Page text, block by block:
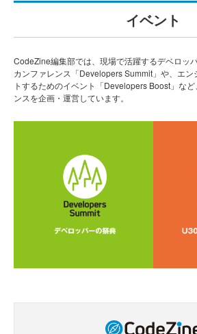
イベント
CodeZine編集部では、現場で活躍するデベロッ
カンファレンス「Developers Summit」や、エン
トするためのイベント「Developers Boost」な
ンスを企画・運営しています。